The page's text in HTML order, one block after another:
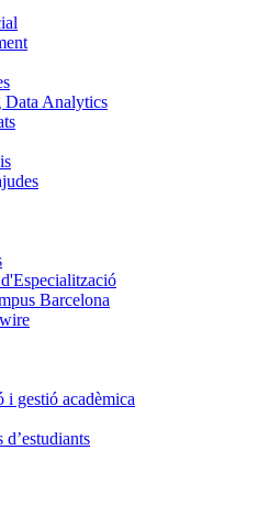
Data Analytics
Barcelona
i gestió acadèmica